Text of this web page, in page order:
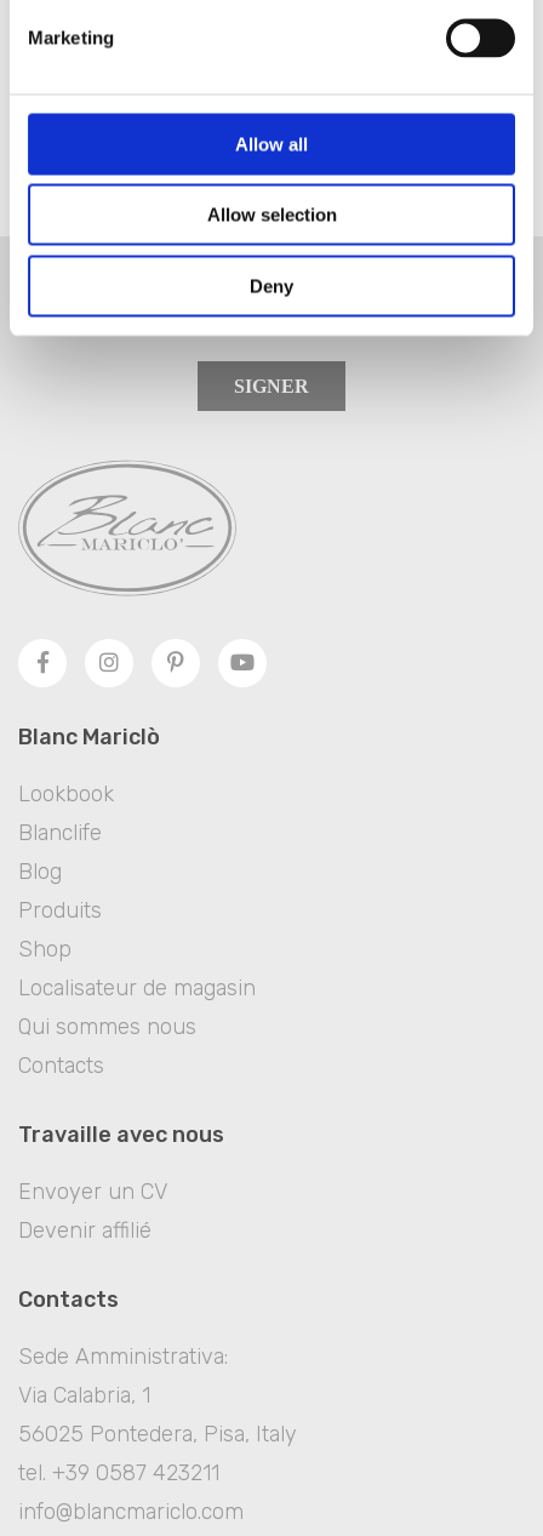
Marketing
Allow all
Allow selection
Deny
ABONNEZ-VOUS À LA
NEWSLETTER
SIGNER
Blanc Mariclò
Lookbook
Blanclife
Blog
Produits
Shop
Localisateur de magasin
Qui sommes nous
Contacts
Travaille avec nous
Envoyer un CV
Devenir affilié
Contacts
Sede Amministrativa:
Via Calabria, 1
56025 Pontedera, Pisa, Italy
tel. +39 0587 423211
info@blancmariclo.com